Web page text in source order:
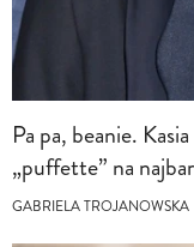
Pa pa, beanie.
„puffette” na
GABRIELA TROJANOWSKA